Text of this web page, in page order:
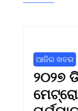
ଆଜିର ଖବର
୨୦୨୭